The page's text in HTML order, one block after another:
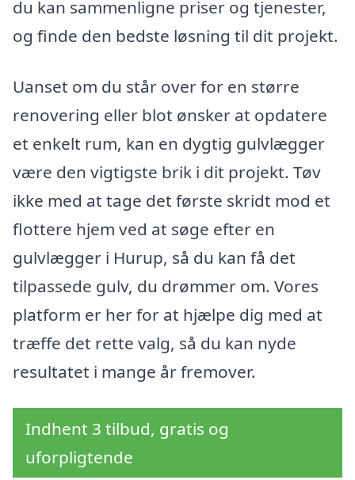
du kan sammenligne priser og tjenester,
og finde den bedste løsning til dit projekt.
Uanset om du står over for en større
renovering eller blot ønsker at opdatere
et enkelt rum, kan en dygtig gulvlægger
være den vigtigste brik i dit projekt. Tøv
ikke med at tage det første skridt mod et
flottere hjem ved at søge efter en
gulvlægger i Hurup, så du kan få det
tilpassede gulv, du drømmer om. Vores
platform er her for at hjælpe dig med at
træffe det rette valg, så du kan nyde
resultatet i mange år fremover.
Indhent 3 tilbud, gratis og
uforpligtende